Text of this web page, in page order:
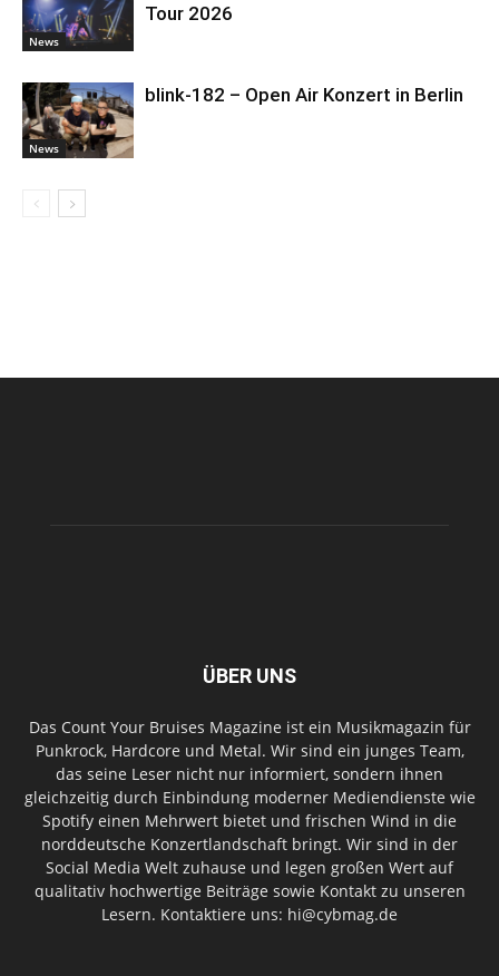
News
Tour 2026
News
blink-182 – Open Air Konzert in Berlin
ÜBER UNS
Das Count Your Bruises Magazine ist ein Musikmagazin für
Punkrock, Hardcore und Metal. Wir sind ein junges Team,
das seine Leser nicht nur informiert, sondern ihnen
gleichzeitig durch Einbindung moderner Mediendienste wie
Spotify einen Mehrwert bietet und frischen Wind in die
norddeutsche Konzertlandschaft bringt. Wir sind in der
Social Media Welt zuhause und legen großen Wert auf
qualitativ hochwertige Beiträge sowie Kontakt zu unseren
Lesern. Kontaktiere uns: hi@cybmag.de